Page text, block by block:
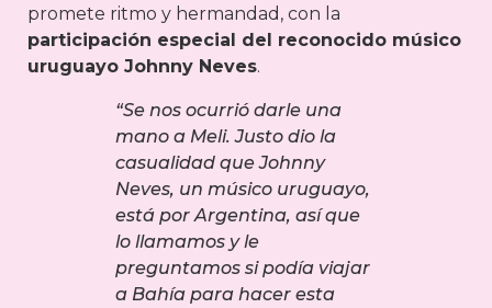
promete ritmo y hermandad, con la
participación especial del reconocido músico
uruguayo Johnny Neves.
“Se nos ocurrió darle una
mano a Meli. Justo dio la
casualidad que Johnny
Neves, un músico uruguayo,
está por Argentina, así que
lo llamamos y le
preguntamos si podía viajar
a Bahía para hacer esta